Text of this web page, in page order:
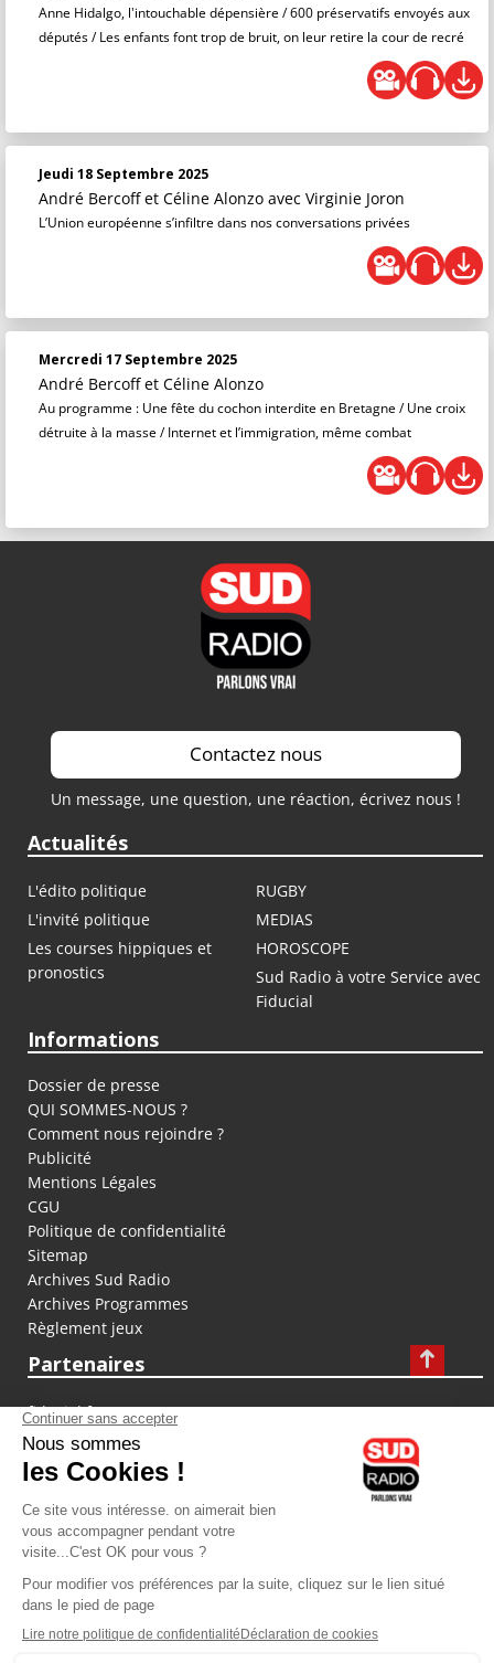
Anne Hidalgo, l'intouchable dépensière / 600 préservatifs envoyés aux
députés / Les enfants font trop de bruit, on leur retire la cour de recré
Jeudi 18 Septembre 2025
André Bercoff et Céline Alonzo avec Virginie Joron
L’Union européenne s’infiltre dans nos conversations privées
Mercredi 17 Septembre 2025
André Bercoff et Céline Alonzo
Au programme : Une fête du cochon interdite en Bretagne / Une croix
détruite à la masse / Internet et l’immigration, même combat
Contactez nous
Un message, une question, une réaction, écrivez nous !
Actualités
L'édito politique
RUGBY
L'invité politique
MEDIAS
Les courses hippiques et
pronostics
HOROSCOPE
Sud Radio à votre Service avec
Fiducial
Informations
Dossier de presse
QUI SOMMES-NOUS ?
Comment nous rejoindre ?
Publicité
Mentions Légales
CGU
Politique de confidentialité
Sitemap
Archives Sud Radio
Archives Programmes
Règlement jeux
Partenaires
fiducial.fr
lyoncapitale.fr
olympique-et-lyonnais.com
L'application Iphone / Android
Téléchargez l'application
Les cookies